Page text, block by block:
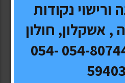
לכל סוגי הרכבים !!!!
נקודות
אשקלון, חולון
, רחובות 054-8074488 054-